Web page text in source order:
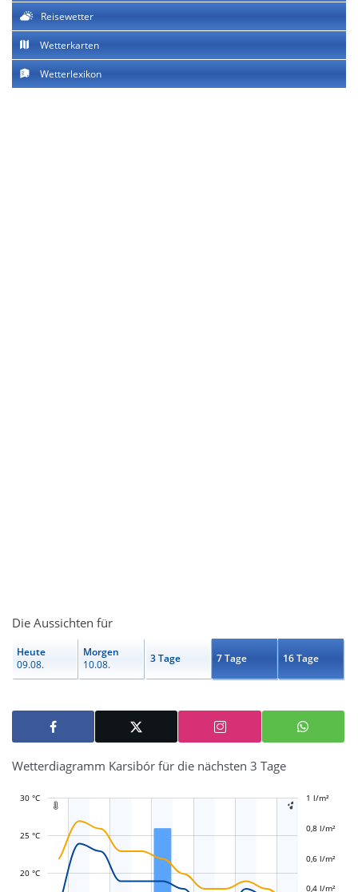
Reisewetter
Wetterkarten
Wetterlexikon
Die Aussichten für
Heute
09.08.
Morgen
10.08.
3 Tage 7 Tage 16 Tage
Wetterdiagramm Karsibór für die nächsten 3 Tage
 
20 °C
30 °C
25 °C
-0,2 l/m²
-0,1 l/m²
0,1 l/m²
0,3 l/m²
0,4 l/m²
0,5 l/m²
0,6 l/m²
1,2 l/m²
0,8 l/m²
1 l/m²
-0,4 l/m²